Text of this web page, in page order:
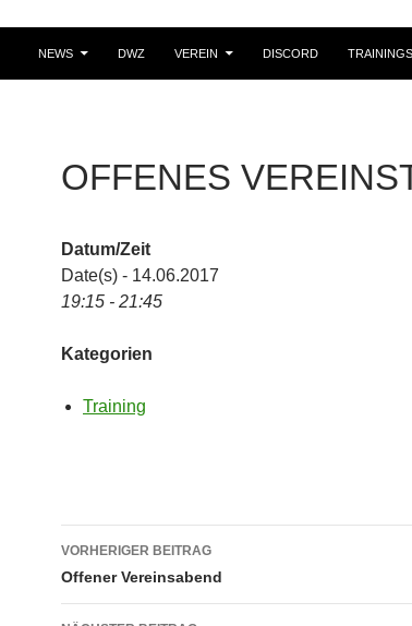
NEWS DWZ VEREIN DISCORD
OFFENES
Datum/Zeit
Date(s) - 14.06.2017
19:15 - 21:45
Kategorien
Training
Beitragsnavigation
VORHERIGER BEITRAG
Offener Vereinsabend